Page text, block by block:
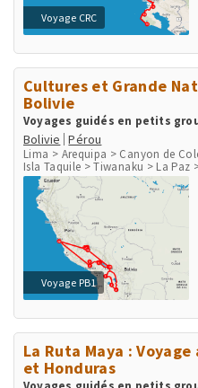
Voyage CRC
Cultures et Grande
Bolivie
Voyages guidés en petits
Bolivie Pérou
Lima > Arequipa > Canyon de
Isla Taquile > Tiwanaku > La
> Salar d'Uyuni > Uyuni > Canyon
Moray > Salines de Maras >
Picchu Pueblo > Site Inka Machu
Voyage PB1
La Ruta Maya :
et Honduras